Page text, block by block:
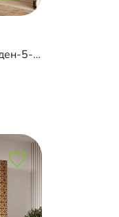
Шкаф-купе угловой Борден-5-6 1000